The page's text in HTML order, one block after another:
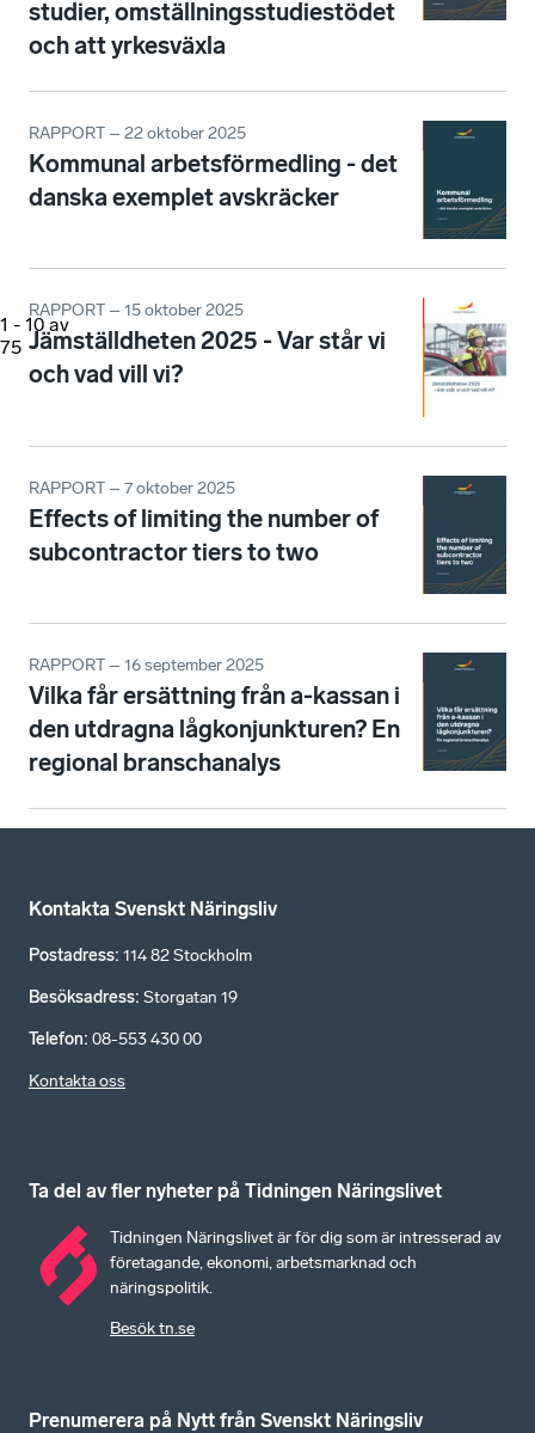
1 - 10 av
75
studier, omställningsstudiestödet
och att yrkesväxla
RAPPORT – 22 oktober 2025
Kommunal arbetsförmedling - det
danska exemplet avskräcker
RAPPORT – 15 oktober 2025
Jämställdheten 2025 - Var står vi
och vad vill vi?
RAPPORT – 7 oktober 2025
Effects of limiting the number of
subcontractor tiers to two
RAPPORT – 16 september 2025
Vilka får ersättning från a-kassan i
den utdragna lågkonjunkturen? En
regional branschanalys
Kontakta Svenskt Näringsliv
Postadress: 114 82 Stockholm
Besöksadress: Storgatan 19
Telefon: 08-553 430 00
Kontakta oss
Ta del av fler nyheter på Tidningen Näringslivet
Tidningen Näringslivet är för dig som är intresserad av
företagande, ekonomi, arbetsmarknad och
näringspolitik.
Besök tn.se
Prenumerera på Nytt från Svenskt Näringsliv